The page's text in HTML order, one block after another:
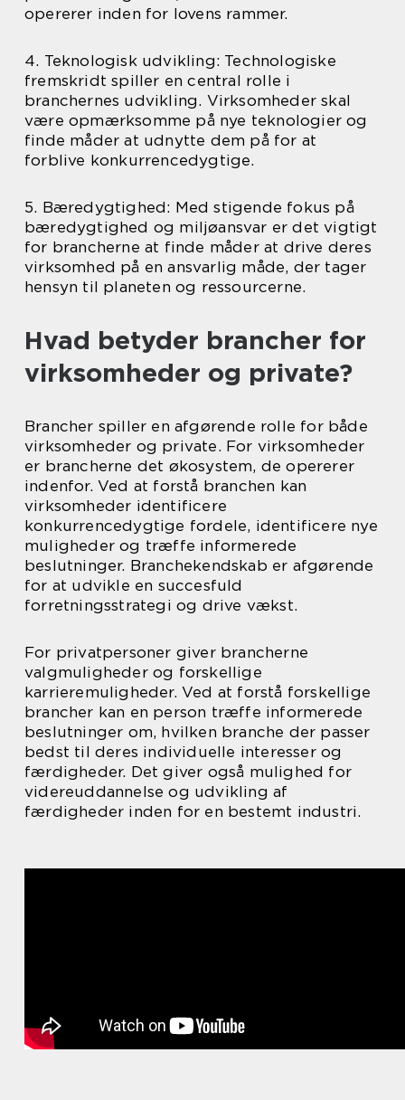
opererer inden for lovens rammer.
4. Teknologisk udvikling: Technologiske
fremskridt spiller en central rolle i
branchernes udvikling. Virksomheder skal
være opmærksomme på nye teknologier og
finde måder at udnytte dem på for at
forblive konkurrencedygtige.
5. Bæredygtighed: Med stigende fokus på
bæredygtighed og miljøansvar er det vigtigt
for brancherne at finde måder at drive deres
virksomhed på en ansvarlig måde, der tager
hensyn til planeten og ressourcerne.
Hvad betyder brancher for
virksomheder og private?
Brancher spiller en afgørende rolle for både
virksomheder og private. For virksomheder
er brancherne det økosystem, de opererer
indenfor. Ved at forstå branchen kan
virksomheder identificere
konkurrencedygtige fordele, identificere nye
muligheder og træffe informerede
beslutninger. Branchekendskab er afgørende
for at udvikle en succesfuld
forretningsstrategi og drive vækst.
For privatpersoner giver brancherne
valgmuligheder og forskellige
karrieremuligheder. Ved at forstå forskellige
brancher kan en person træffe informerede
beslutninger om, hvilken branche der passer
bedst til deres individuelle interesser og
færdigheder. Det giver også mulighed for
videreuddannelse og udvikling af
færdigheder inden for en bestemt industri.